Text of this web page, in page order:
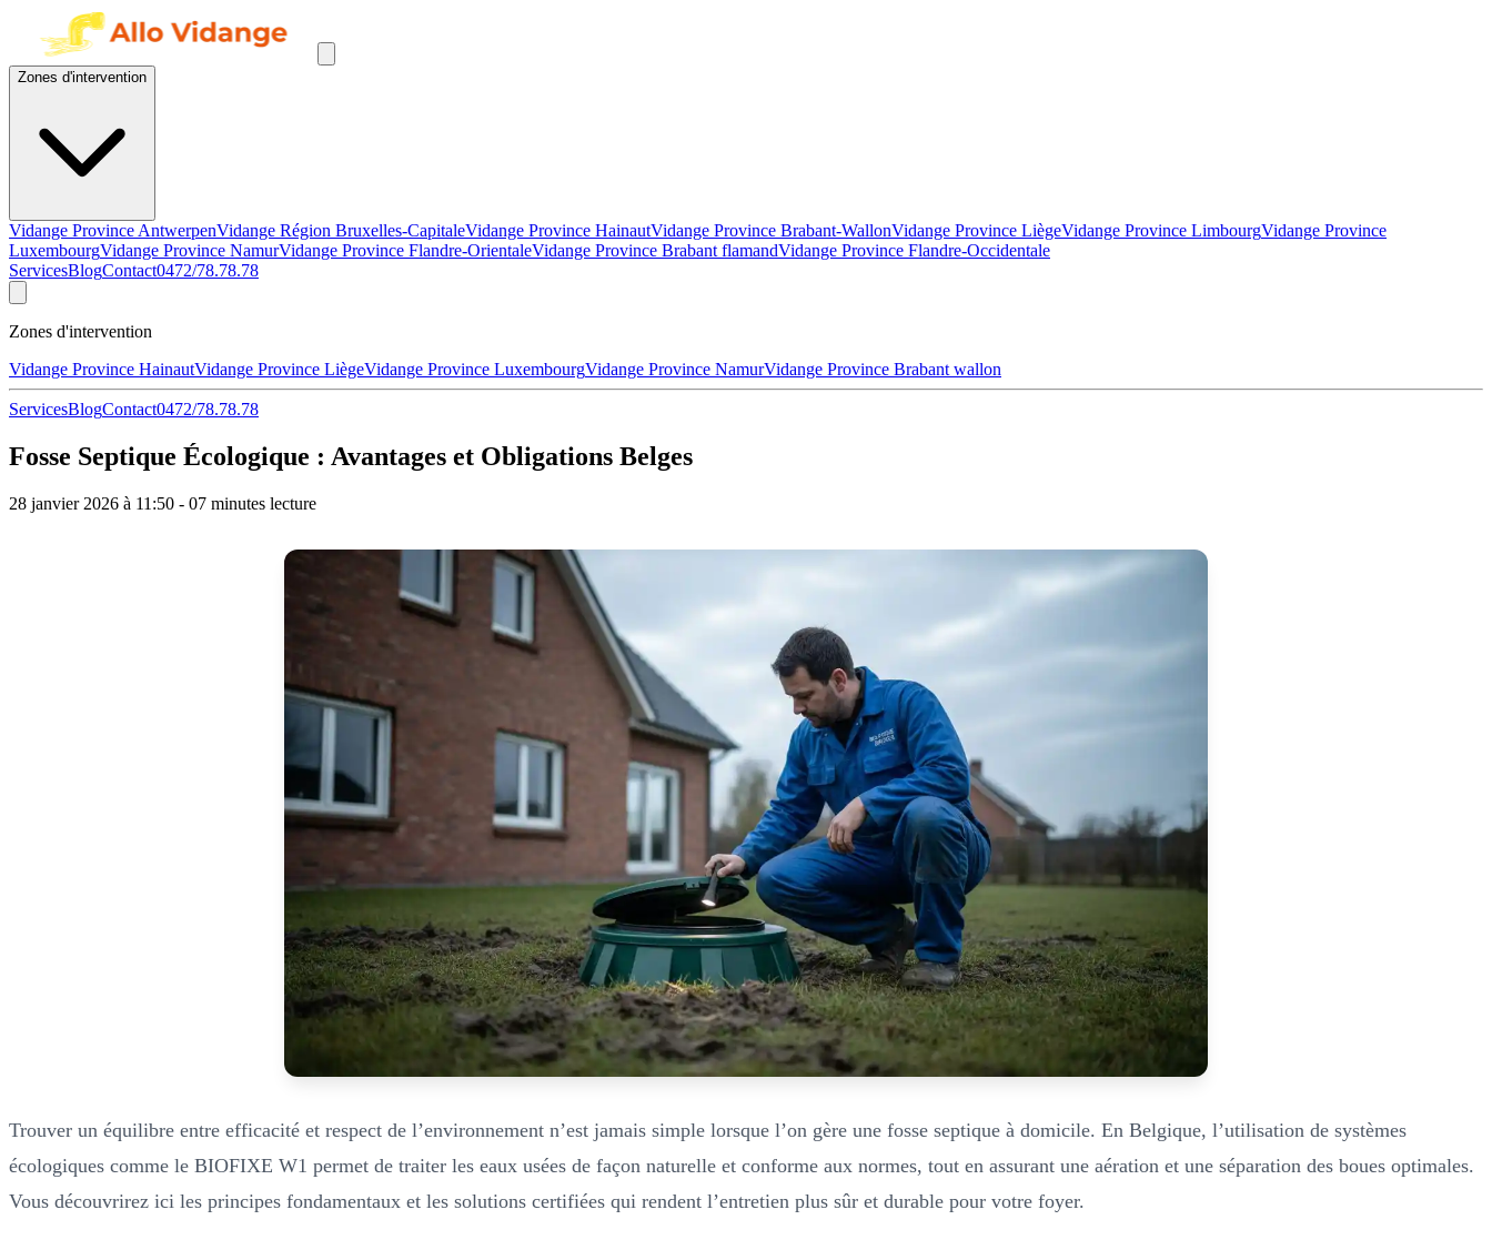
Zones d'intervention
Vidange Province AntwerpenVidange Région Bruxelles-CapitaleVidange Province HainautVidange Province Brabant-WallonVidange Province LiègeVidange Province LimbourgVidange Province
LuxembourgVidange Province NamurVidange Province Flandre-OrientaleVidange Province Brabant flamandVidange Province Flandre-Occidentale
ServicesBlogContact0472/78.78.78
Zones d'intervention
Vidange Province HainautVidange Province LiègeVidange Province LuxembourgVidange Province NamurVidange Province Brabant wallon
ServicesBlogContact0472/78.78.78
Fosse Septique Écologique : Avantages et Obligations Belges
28 janvier 2026 à 11:50 - 07 minutes lecture
Trouver un équilibre entre efficacité et respect de l’environnement n’est jamais simple lorsque l’on gère une fosse septique à domicile. En Belgique, l’utilisation de systèmes
écologiques comme le BIOFIXE W1 permet de traiter les eaux usées de façon naturelle et conforme aux normes, tout en assurant une aération et une séparation des boues optimales.
Vous découvrirez ici les principes fondamentaux et les solutions certifiées qui rendent l’entretien plus sûr et durable pour votre foyer.